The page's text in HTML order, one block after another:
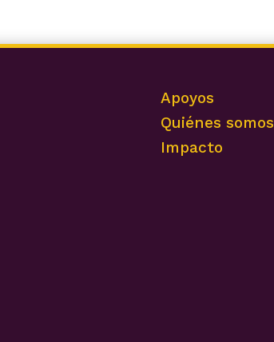
Apoyos
Quiénes somos
Impacto